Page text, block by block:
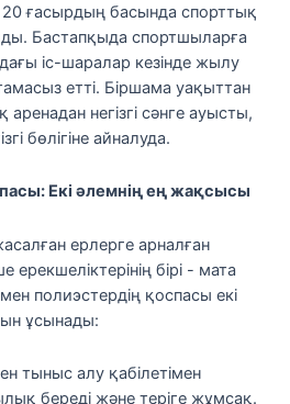
ғасырдың басында спорттық
Бастапқыда спортшыларға
іс-шаралар кезінде жылу
етті. Біршама уақыттан
негізгі сәнге ауысты,
бөлігіне айналуда.
Екі әлемнің ең жақсысы
ерлерге арналған
бірі - мата
полиэстердің қоспасы екі
ұсынады:
тыныс алу қабілетімен
береді және теріге жұмсақ.